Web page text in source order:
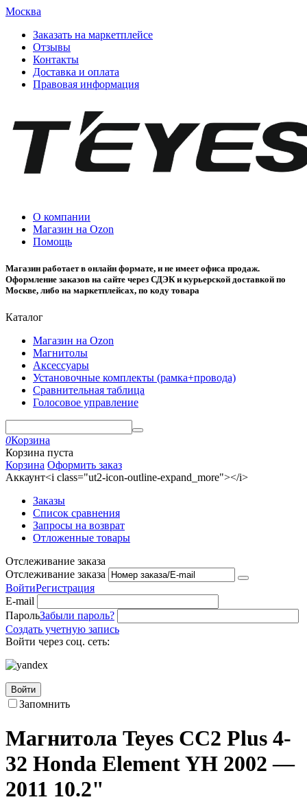
Москва
Заказать на маркетплейсе
Отзывы
Контакты
Доставка и оплата
Правовая информация
О компании
Магазин на Ozon
Помощь
Магазин работает в онлайн формате, и не имеет офиса продаж.
Оформление заказов на сайте через СДЭК и курьерской доставкой по
Москве, либо на маркетплейсах, по коду товара
Каталог
Магазин на Ozon
Магнитолы
Аксессуары
Установочные комплекты (рамка+провода)
Сравнительная таблица
Голосовое управление
0Корзина
Корзина пуста
Корзина Оформить заказ
Аккаунт<i class="ut2-icon-outline-expand_more"></i>
Заказы
Список сравнения
Запросы на возврат
Отложенные товары
Отслеживание заказа
Отслеживание заказа
ВойтиРегистрация
E-mail
ПарольЗабыли пароль?
Создать учетную запись
Войти через соц. сеть:
Войти
Запомнить
Магнитола Teyes CC2 Plus 4-
32 Honda Element YH 2002 —
2011 10.2"